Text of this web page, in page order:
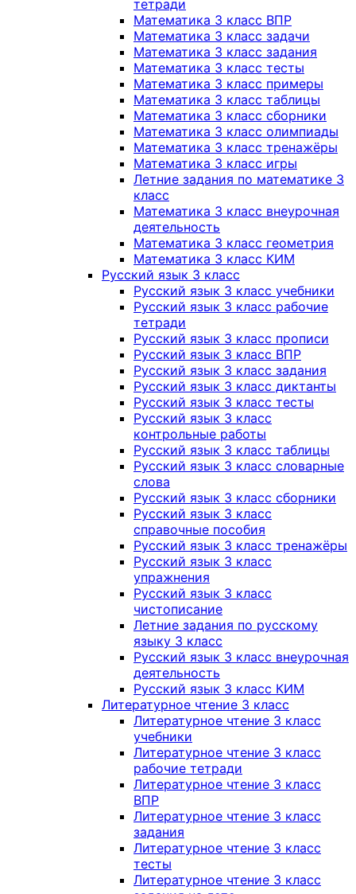
тетради
Математика 3 класс ВПР
Математика 3 класс задачи
Математика 3 класс задания
Математика 3 класс тесты
Математика 3 класс примеры
Математика 3 класс таблицы
Математика 3 класс сборники
Математика 3 класс олимпиады
Математика 3 класс тренажёры
Математика 3 класс игры
Летние задания по математике 3
класс
Математика 3 класс внеурочная
деятельность
Математика 3 класс геометрия
Математика 3 класс КИМ
Русский язык 3 класс
Русский язык 3 класс учебники
Русский язык 3 класс рабочие
тетради
Русский язык 3 класс прописи
Русский язык 3 класс ВПР
Русский язык 3 класс задания
Русский язык 3 класс диктанты
Русский язык 3 класс тесты
Русский язык 3 класс
контрольные работы
Русский язык 3 класс таблицы
Русский язык 3 класс словарные
слова
Русский язык 3 класс сборники
Русский язык 3 класс
справочные пособия
Русский язык 3 класс тренажёры
Русский язык 3 класс
упражнения
Русский язык 3 класс
чистописание
Летние задания по русскому
языку 3 класс
Русский язык 3 класс внеурочная
деятельность
Русский язык 3 класс КИМ
Литературное чтение 3 класс
Литературное чтение 3 класс
учебники
Литературное чтение 3 класс
рабочие тетради
Литературное чтение 3 класс
ВПР
Литературное чтение 3 класс
задания
Литературное чтение 3 класс
тесты
Литературное чтение 3 класс